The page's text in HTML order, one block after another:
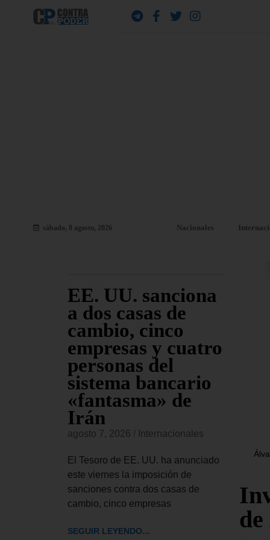
sábado, 8 agosto, 2026 Nacionales
EE. UU. sanciona
a dos casas de
cambio, cinco
empresas y cuatro
personas del
sistema bancario
«fantasma» de
Irán
agosto 7, 2026 Internacionales
El Tesoro de EE. UU. ha anunciado
este viernes la imposición de
sanciones contra dos casas de
cambio, cinco empresas
SEGUIR LEYENDO...
El
el
pedir